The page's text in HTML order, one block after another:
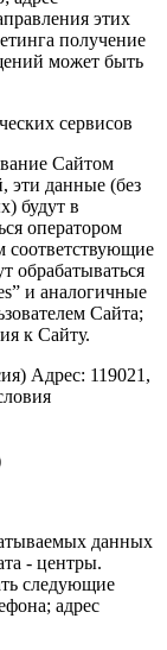
этих
получение
может быть
сервисов
Сайтом
эти данные (без
будут в
оператором
соответствующие
обрабатываться
и аналогичные
Сайта;
к Сайту.
Адрес: 119021,
данных
- центры.
следующие
адрес